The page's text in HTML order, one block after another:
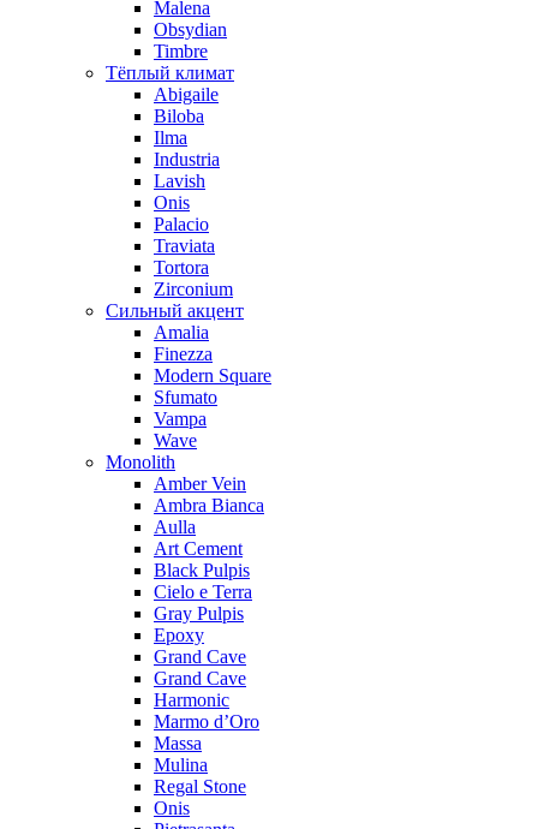
Malena
Obsydian
Timbre
Тёплый климат
Abigaile
Biloba
Ilma
Industria
Lavish
Onis
Palacio
Traviata
Tortora
Zirconium
Сильный акцент
Amalia
Finezza
Modern Square
Sfumato
Vampa
Wave
Monolith
Amber Vein
Ambra Bianca
Aulla
Art Cement
Black Pulpis
Cielo e Terra
Gray Pulpis
Epoxy
Grand Cave
Grand Cave
Harmonic
Marmo d’Oro
Massa
Mulina
Regal Stone
Onis